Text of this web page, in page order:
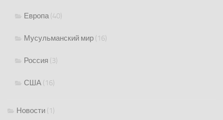
Европа (40)
Мусульманский мир (16)
Россия (3)
США (16)
Новости (1)